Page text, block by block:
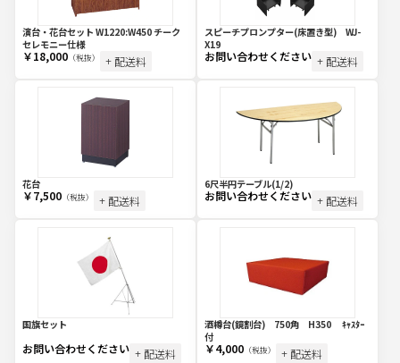
演台・花台セット W1220:W450 チーク
セレモニー仕様
￥18,000（税抜） + 配送料
スピーチプロンプター(床置き型) WJ-
X19
お問い合わせください + 配送料
花台
￥7,500（税抜） + 配送料
6尺半円テーブル(1/2)
お問い合わせください + 配送料
国旗セット
お問い合わせください + 配送料
酒樽台(鏡割台) 750角 H350 ｷｬｽﾀｰ
付
￥4,000（税抜） + 配送料